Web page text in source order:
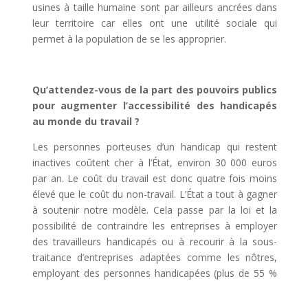
usines à taille humaine sont par ailleurs ancrées dans
leur territoire car elles ont une utilité sociale qui
permet à la population de se les approprier.
Qu’attendez-vous de la part des pouvoirs publics
pour augmenter l’accessibilité des handicapés
au monde du travail ?
Les personnes porteuses d’un handicap qui restent
inactives coûtent cher à l’État, environ 30 000 euros
par an. Le coût du travail est donc quatre fois moins
élevé que le coût du non-travail. L’État a tout à gagner
à soutenir notre modèle. Cela passe par la loi et la
possibilité de contraindre les entreprises à employer
des travailleurs handicapés ou à recourir à la sous-
traitance d’entreprises adaptées comme les nôtres,
employant des personnes handicapées (plus de 55 %